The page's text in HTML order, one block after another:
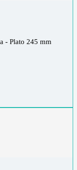
- Plato 245 mm